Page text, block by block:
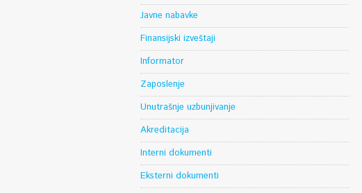
Javne nabavke
Finansijski izveštaji
Informator
Zaposlenje
Unutrašnje uzbunjivanje
Akreditacija
Interni dokumenti
Eksterni dokumenti